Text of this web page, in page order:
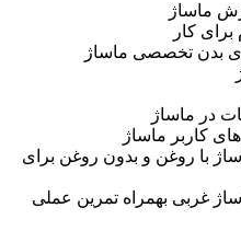
ماساژ
کار
بدن تخصصی ماساژ
در ماساژ
کاربر ماساژ
با روغن و بدون روغن برای
غربی بهمراه تمرین عملی